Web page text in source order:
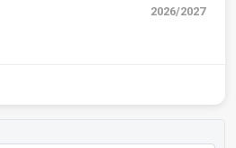
2026/2027